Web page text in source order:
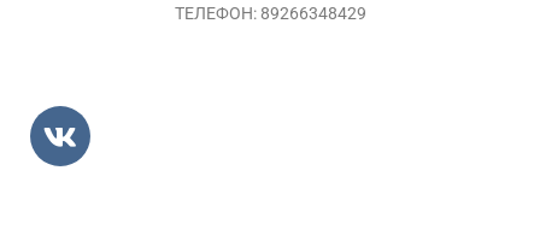
ТЕЛЕФОН: 89266348429